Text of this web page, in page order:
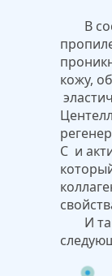
В
кожу,
С и
И